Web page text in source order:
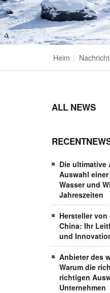
Heim |
ALL NEWS
Die ultimative
Auswahl
Wasser und
Jahreszeiten
Hersteller
China: Ihr
und
Anbieter des
Warum die
richtigen
Unternehmen